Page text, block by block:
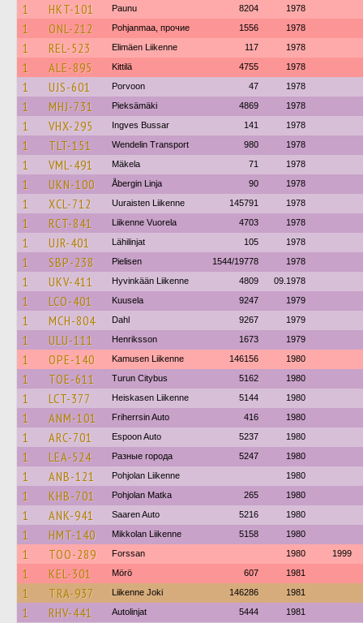
1 HKT-101 Paunu 8204 1978
1 ONL-212 Pohjanmaa, прочие 1556 1978
1 REL-523 Elimäen Liikenne 117 1978
1 ALE-895 Kittilä 4755 1978
1 UJS-601 Porvoon 47 1978
1 MHJ-731 Pieksämäki 4869 1978
1 VHX-295 Ingves Bussar 141 1978
1 TLT-151 Wendelin Transport 980 1978
1 VML-491 Mäkela 71 1978
1 UKN-100 Åbergin Linja 90 1978
1 XCL-712 Uuraisten Liikenne 145791 1978
1 RCT-841 Liikenne Vuorela 4703 1978
1 UJR-401 Lähilinjat 105 1978
1 SBP-238 Pielisen 1544/19778 1978
1 UKV-411 Hyvinkään Liikenne 4809 09.1978
1 LCO-401 Kuusela 9247 1979
1 MCH-804 Dahl 9267 1979
1 ULU-111 Henriksson 1673 1979
1 OPE-140 Kamusen Liikenne 146156 1980
1 TOE-611 Turun Citybus 5162 1980
1 LCT-377 Heiskasen Liikenne 5144 1980
1 ANM-101 Friherrsin Auto 416 1980
1 ARC-701 Espoon Auto 5237 1980
1 LEA-524 Разные города 5247 1980
1 ANB-121 Pohjolan Liikenne 1980
1 KHB-701 Pohjolan Matka 265 1980
1 ANK-941 Saaren Auto 5216 1980
1 HMT-140 Mikkolan Liikenne 5158 1980
1 TOO-289 Forssan 1980 1999
1 KEL-301 Mörö 607 1981
1 TRA-937 Liikenne Joki 146286 1981
1 RHV-441 Autolinjat 5444 1981